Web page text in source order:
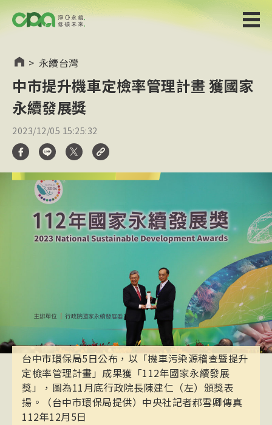
> 永續台灣
中市提升機車定檢率管理計畫 獲國家
永續發展獎
2023/12/05 15:25:32
台中市環保局5日公布，以「機車污染源稽查暨提升
定檢率管理計畫」成果獲「112年國家永續發展
獎」，圖為11月底行政院長陳建仁（左）頒獎表
揚。（台中市環保局提供）中央社記者郝雪卿傳真
112年12月5日